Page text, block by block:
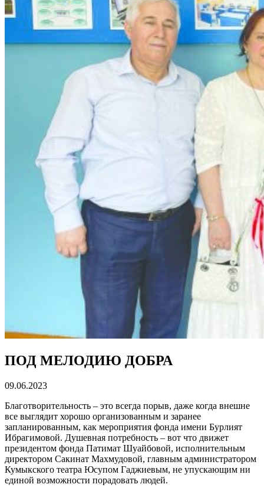
ПОД МЕЛОДИЮ ДОБРА
09.06.2023
Благотворительность – это всегда порыв, даже когда внешне
все выглядит хорошо организованным и заранее
запланированным, как мероприятия фонда имени Бурлият
Ибрагимовой. Душевная потребность – вот что движет
президентом фонда Патимат Шуайбовой, исполнительным
директором Сакинат Махмудовой, главным администратором
Кумыкского театра Юсупом Гаджиевым, не упускающим ни
единой возможности порадовать людей.